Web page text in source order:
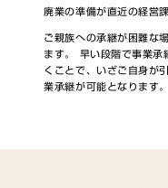
廃業の準備が直近の経営
ご親族への承継が困難な
ます。 早い段階で事業承
くことで、いざご自身が
業承継が可能となります。